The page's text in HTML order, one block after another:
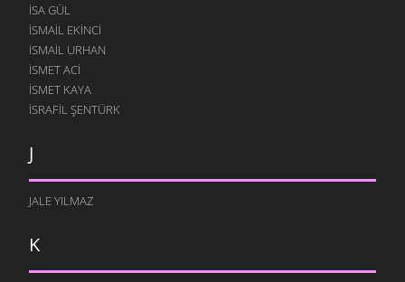
ISA GÜL
ISMAIL EKINCI
İSMAIL URHAN
İSMET ACI
ISMET KAYA
İSRAFIL ŞENTÜRK
J
JALE YILMAZ
K